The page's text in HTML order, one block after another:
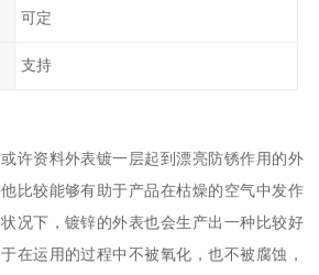
可定
支持
许资料外表镀一层起到漂亮防锈作用的外
比较能够有助于产品在枯燥的空气中发作
况下，镀锌的外表也会生产出一种比较好
在运用的过程中不被氧化，也不被腐蚀，